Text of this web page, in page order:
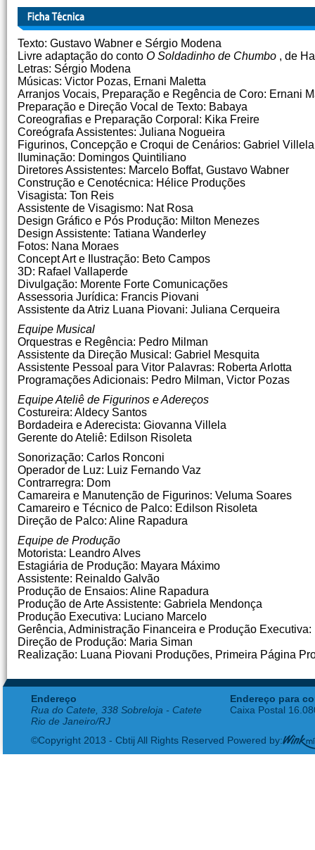
Texto: Gustavo Wabner e Sérgio Modena
Livre adaptação do conto O Soldadinho de Chumbo , de
Letras: Sérgio Modena
Músicas: Victor Pozas, Ernani Maletta
Arranjos Vocais, Preparação e Regência de Coro: Ernani
Preparação e Direção Vocal de Texto: Babaya
Coreografias e Preparação Corporal: Kika Freire
Coreógrafa Assistentes: Juliana Nogueira
Figurinos, Concepção e Croqui de Cenários: Gabriel Villela
Iluminação: Domingos Quintiliano
Diretores Assistentes: Marcelo Boffat, Gustavo Wabner
Construção e Cenotécnica: Hélice Produções
Visagista: Ton Reis
Assistente de Visagismo: Nat Rosa
Design Gráfico e Pós Produção: Milton Menezes
Design Assistente: Tatiana Wanderley
Fotos: Nana Moraes
Concept Art e Ilustração: Beto Campos
3D: Rafael Vallaperde
Divulgação: Morente Forte Comunicações
Assessoria Jurídica: Francis Piovani
Assistente da Atriz Luana Piovani: Juliana Cerqueira
Equipe Musical
Orquestras e Regência: Pedro Milman
Assistente da Direção Musical: Gabriel Mesquita
Assistente Pessoal para Vitor Palavras: Roberta Arlotta
Programações Adicionais: Pedro Milman, Victor Pozas
Equipe Ateliê de Figurinos e Adereços
Costureira: Aldecy Santos
Bordadeira e Aderecista: Giovanna Villela
Gerente do Ateliê: Edilson Risoleta
Sonorização: Carlos Ronconi
Operador de Luz: Luiz Fernando Vaz
Contrarregra: Dom
Camareira e Manutenção de Figurinos: Veluma Soares
Camareiro e Técnico de Palco: Edilson Risoleta
Direção de Palco: Aline Rapadura
Equipe de Produção
Motorista: Leandro Alves
Estagiária de Produção: Mayara Máximo
Assistente: Reinaldo Galvão
Produção de Ensaios: Aline Rapadura
Produção de Arte Assistente: Gabriela Mendonça
Produção Executiva: Luciano Marcelo
Gerência, Administração Financeira e Produção
Direção de Produção: Maria Siman
Realização: Luana Piovani Produções, Primeira Página
Endereço
Rua do Catete, 338 Sobreloja - Catete
Rio de Janeiro/RJ
Endereço para
Caixa Postal
©Copyright 2013 - Cbtij All Rights Reserved Powered by: